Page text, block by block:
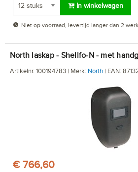
In winkelwagen
Niet op voorraad, levertijd langer dan 2
North laskap - Shellfo-N - met
Artikelnr. 100194783 | Merk: North | EAN:
€ 766,60